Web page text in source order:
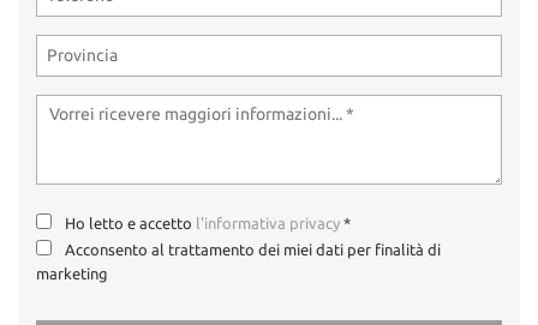
Ho letto e accetto l'informativa privacy *
Acconsento al trattamento dei miei dati per finalità di
marketing